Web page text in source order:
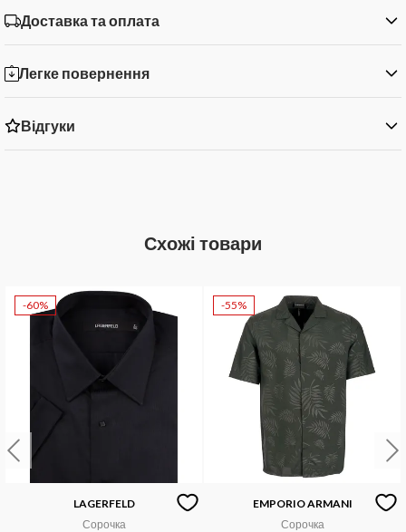
Доставка та оплата
Легке повернення
Відгуки
Схожі товари
-60%
LAGERFELD
Сорочка
-55%
EMPORIO ARMANI
Сорочка